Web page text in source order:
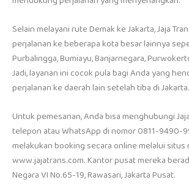
Selain melayani rute Demak ke Jakarta, Jaja
perjalanan ke beberapa kota besar lainnya
Purbalingga, Bumiayu, Banjarnegara,
Jadi, layanan ini cocok pula bagi Anda yang
perjalanan ke daerah lain setelah tiba di Jakarta.
Untuk pemesanan, Anda bisa menghubungi
telepon atau WhatsApp di nomor 0811-9490-
melakukan booking secara online melalui situs
www.jajatrans.com. Kantor pusat mereka
Negara VI No.65-19, Rawasari, Jakarta Pusat.